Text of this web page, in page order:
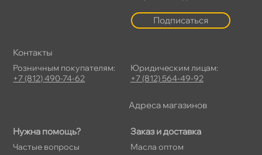
Нужна помощь?
Частые вопросы
Заказ и доставка
Масла оптом
Подписаться
Контакты
Розничным покупателям:
+7 (812) 490-74-62
Юридическим лицам:
+7 (812) 564-49-92
Адреса магазино